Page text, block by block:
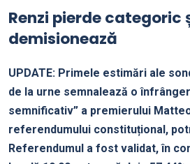
Renzi pierde categoric
demisionează
UPDATE: Primele estimări ale
de la urne semnalează o
semnificativ” a premierului
referendumului constituțional,
Referendumul a fost validat, în